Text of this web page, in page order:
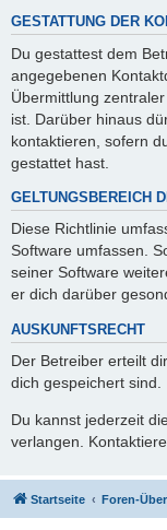
GESTATTUNG DER
Du gestattest dem
angegebenen
Übermittlung
ist. Darüber hinaus
kontaktieren, sofern
gestattet hast.
GELTUNGSBEREICH
Diese Richtlinie
Software umfassen.
seiner Software
er dich darüber
AUSKUNFTSRECHT
Der Betreiber erteilt
dich gespeichert sind.
Du kannst jederzeit
verlangen.
Startseite Foren-